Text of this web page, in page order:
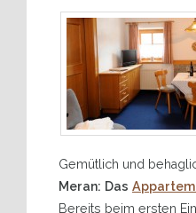
Gemütlich und
Meran: Das
Bereits beim ersten